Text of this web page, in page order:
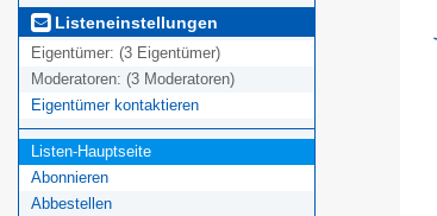
Listeneinstellungen
Eigentümer: (3 Eigentümer)
Moderatoren: (3 Moderatoren)
Eigentümer kontaktieren
Listen-Hauptseite
Abonnieren
Abbestellen